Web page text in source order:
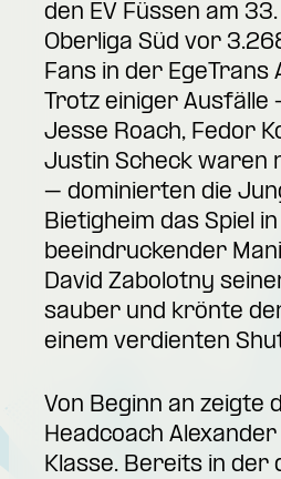
den EV Füssen am
Oberliga Süd vor
Fans in der EgeTrans
Trotz einiger Ausfälle
Jesse Roach, Fedor
Justin Scheck waren
– dominierten die
Bietigheim das Spiel in
beeindruckender
David Zabolotny
sauber und krönte
einem verdienten
Von Beginn an zeigte
Headcoach
Klasse. Bereits in der